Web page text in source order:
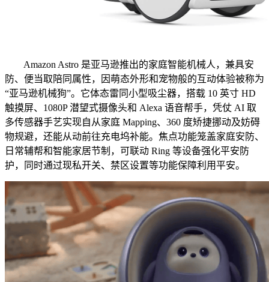
Amazon Astro 是亚马逊推出的家庭智能机械人，兼具安
防、便当取陪同属性，因萌态外形和宠物般的互动体验被称为
“亚马逊机械狗”。它体态雷同小型吸尘器，搭载 10 英寸 HD
触摸屏、1080P 潜望式摄像头和 Alexa 语音帮手，凭仗 AI 取
多传感器手艺实现自从家庭 Mapping、360 度矫捷挪动及妨碍
物规避，还能从动前往充电坞补能。焦点功能笼盖家庭安防、
日常辅帮和智能家居节制，可联动 Ring 等设备强化平安防
护，同时通过现私开关、禁区设置等功能保障利用平安。